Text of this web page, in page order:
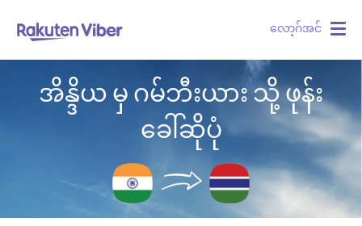
လော့ဂ်အင်
အိန္ဒိယ မှ ဂမ်ဘီးယား သို့ ဖုန်း
ခေါ်ဆိုပုံ